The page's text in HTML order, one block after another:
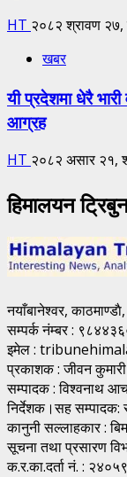
HT २०८२ श्रावण २७,
खबर
यी प्रदेशमा धेरै
आग्रह
HT २०८२ असार २१,
हिमालयन
नयाँबानेश्वर,
सम्पर्क नंम्बर :
इमेल :
प्रकाशक : जीवन कुमारी
सम्पादक : विश्वनाथ
निर्देशक।सह
कानुनी सल्लाहकार :
सूचना तथा प्रसारण
क.र.का.दर्ता नं. :